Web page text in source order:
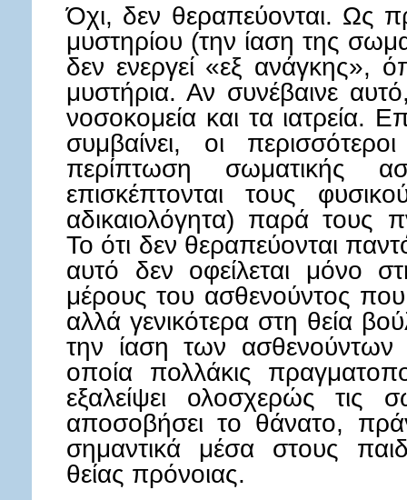
Όχι, δεν θεραπεύονται. Ως
μυστηρίου (την ίαση της
δεν ενεργεί «εξ ανάγκης»,
μυστήρια. Αν συνέβαινε
νοσοκομεία και τα ιατρεία.
συμβαίνει, οι
περίπτωση σωματικής
επισκέπτονται τους
αδικαιολόγητα) παρά τους
Το ότι δεν θεραπεύονται
αυτό δεν οφείλεται μόνο
μέρους του ασθενούντος που
αλλά γενικότερα στη θεία
την ίαση των
οποία πολλάκις
εξαλείψει ολοσχερώς τις
αποσοβήσει το θάνατο,
σημαντικά μέσα στους
θείας πρόνοιας.